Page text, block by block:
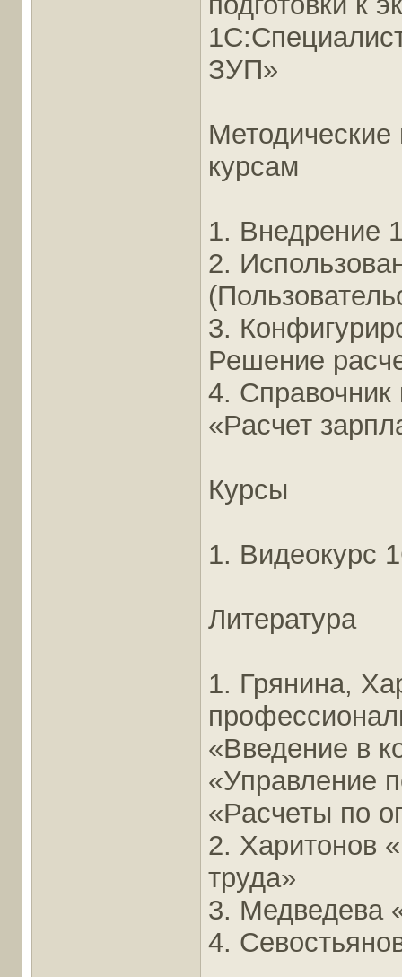
ЗУП»
курсам
1. Внедрение
2.
3.
Решение
4. Справочник
«Расчет
Курсы
1. Видеокурс
Литература
1. Грянина,
«Введение в
«Управление
«Расчеты по
2. Харитонов
труда»
3. Медведева
4.